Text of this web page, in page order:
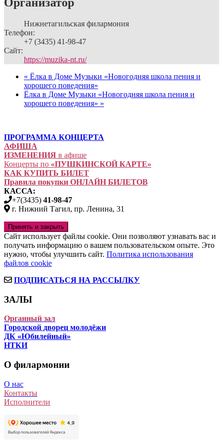
Нижнетагильская филармония
Телефон:
+7 (3435) 41-98-47
Сайт:
https://muzika-nt.ru/
« Ёлка в Доме Музыки «Новогодняя школа пения и
хорошего поведения»
Ёлка в Доме Музыки «Новогодняя школа пения и
хорошего поведения» »
ПРОГРАММА КОНЦЕРТА
АФИША
ИЗМЕНЕНИЯ в афише
Концерты по «ПУШКИНСКОЙ КАРТЕ»
КАК КУПИТЬ БИЛЕТ
Правила покупки ОНЛАЙН БИЛЕТОВ
КАССА:
+7(3435) 41-98-47
г. Нижний Тагил, пр. Ленина, 31
Сайт использует файлы cookie. Они позволяют узнавать вас и
получать информацию о вашем пользовательском опыте. Это
нужно, чтобы улучшить сайт. Политика использования
файлов cookie
ПОДПИСАТЬСЯ НА РАССЫЛКУ
ЗАЛЫ
Органный зал
Городской дворец молодёжи
ДК «Юбилейный»
НТКИ
О филармонии
О нас
Контакты
Исполнители